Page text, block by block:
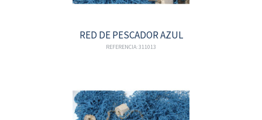
RED DE PESCADOR AZUL
REFERENCIA: 311013